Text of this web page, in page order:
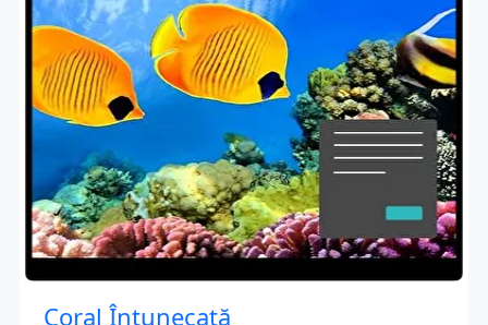
Coral Întunecată